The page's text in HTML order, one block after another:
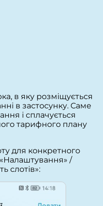
в яку розміщується
в застосунку. Саме
і сплачується
тарифного плану
для конкретного
/
слотів»: